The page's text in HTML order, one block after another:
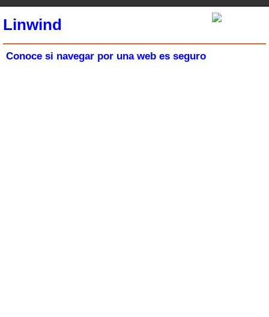
Linwind
Conoce si navegar por una web es seguro